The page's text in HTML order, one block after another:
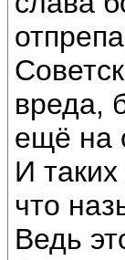
вреда,
ещё на
И
что
Ведь